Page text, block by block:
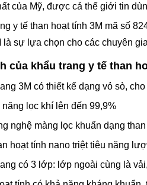
của Mỹ, được cả thế giới tin
y tế than hoạt tính 3M mã số
là sự lựa chọn cho các chuyên
của khẩu trang y tế than
3M có thiết kế dạng vỏ sò,
năng lọc khí lên đến 99,9%
nghệ màng lọc khuẩn dạng
hoạt tính nano triệt tiêu năng
có 3 lớp: lớp ngoài cùng là